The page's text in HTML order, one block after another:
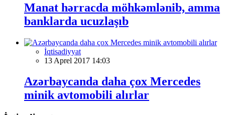
Manat hərracda möhkəmlənib, amma
banklarda ucuzlaşıb
İqtisadiyyat
13 Aprel 2017 14:03
Azərbaycanda daha çox Mercedes
minik avtomobili alırlar